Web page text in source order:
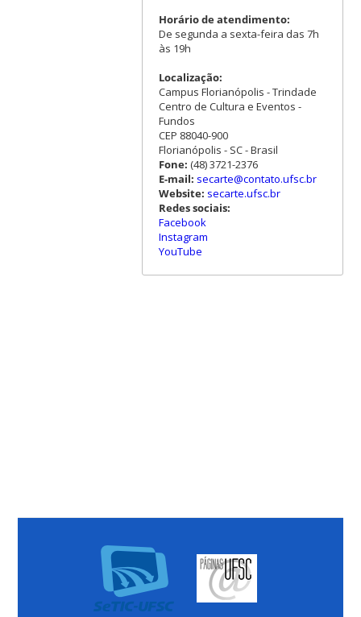
Horário de atendimento:
De segunda a sexta-feira das 7h
às 19h
Localização:
Campus Florianópolis - Trindade
Centro de Cultura e Eventos -
Fundos
CEP 88040-900
Florianópolis - SC - Brasil
Fone: (48) 3721-2376
E-mail: secarte@contato.ufsc.br
Website: secarte.ufsc.br
Redes sociais:
Facebook
Instagram
YouTube